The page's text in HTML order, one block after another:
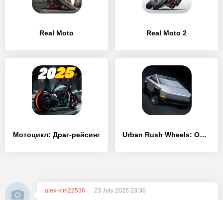
Real Moto Real Moto 2
Мотоцикл: Драг-рейсинг Urban Rush Wheels: Online Race
alex-kim22536
23 July 2026 23:30